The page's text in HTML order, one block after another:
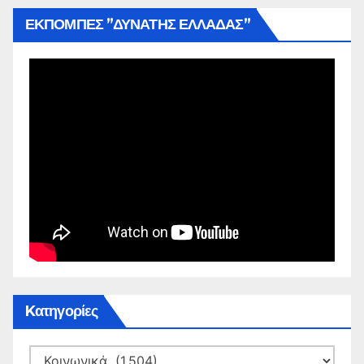
ΕΚΠΟΜΠΕΣ ”ΔΥΝΑΤΗΣ ΕΛΛΑΔΑΣ”
Kατηγορίες
Kατηγορίες